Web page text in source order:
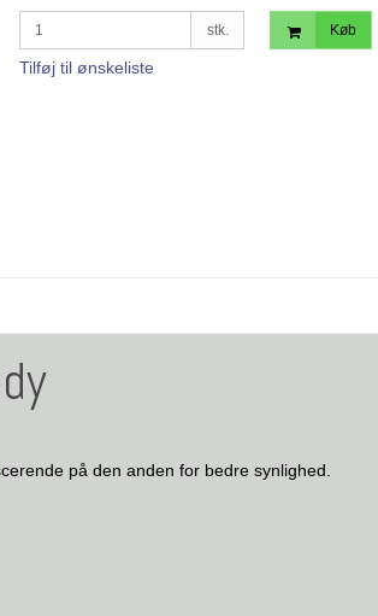
stk. Køb
Tilføj til ønskeliste
på den anden for bedre synlighed.